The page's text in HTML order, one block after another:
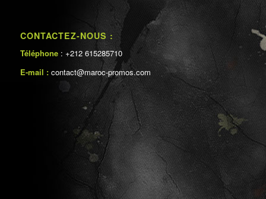
CONTACTEZ-NOUS :
Téléphone : +212 615285710
E-mail : contact@maroc-promos.com